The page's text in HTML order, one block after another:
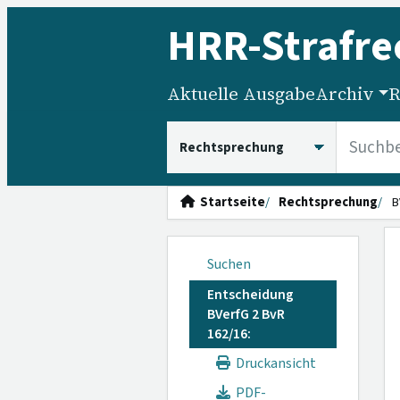
HRR-
Aktuelle AusgabeArchiv
Startseite Rechtsprechung
Suchen
Entscheidung
BVerfG 2 BvR
162/16:
Druckansicht
PDF-